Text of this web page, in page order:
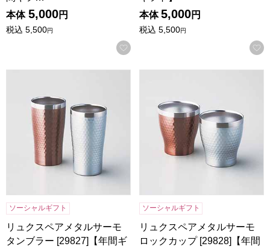
本体 5,000円
税込 5,500円
お気に入りに登録する
本体 5,000円
税込 5,500円
ソーシャルギフト
リュクスペアメタルサーモ
タンブラー [29827]【年間ギ
ソーシャルギフト
リュクスペアメタルサーモ
ロックカップ [29828]【年間